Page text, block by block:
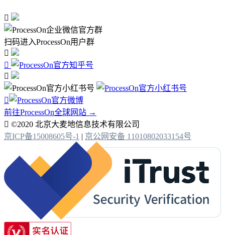

扫码进入ProcessOn用户群




前往ProcessOn全球网站 →
 ©2020 北京大麦地信息技术有限公司
京ICP备15008605号-1 | 京公网安备 11010802033154号